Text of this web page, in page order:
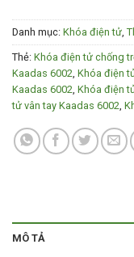
Danh mục: Khóa điện tử
Thẻ: Khóa điện tử chống
Kaadas 6002 Khóa điện
Kaadas 6002 Khóa điện
tử vân tay Kaadas 6002
MÔ TẢ